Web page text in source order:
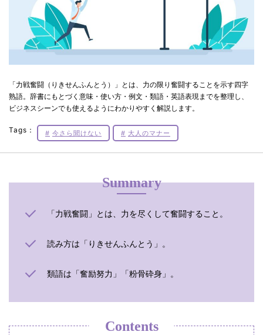
「力戦奮闘（りきせんふんとう）」とは、力の限り奮闘することを示す四字
熟語。辞書にもとづく意味・使い方・例文・類語・英語表現までを整理し、
ビジネスシーンでも使えるようにわかりやすく解説します。
Tags： 今さら聞けない 大人のマナー
Summary
「力戦奮闘」とは、力を尽くして奮闘すること。
読み方は「りきせんふんとう」。
類語は「奮励努力」「粉骨砕身」。
Contents